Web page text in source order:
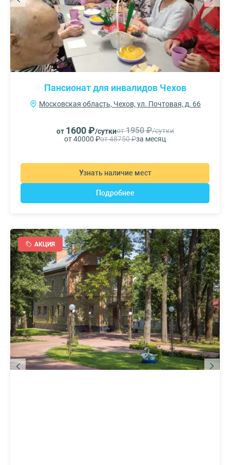
Пансионат для инвалидов Чехов
Московская область, Чехов, ул. Почтовая, д. 66
от 1600 ₽/суткиот1950 ₽/сутки
от 40000 ₽от 48750 ₽за месяц
Узнать наличие мест
Подробнее
АКЦИЯ